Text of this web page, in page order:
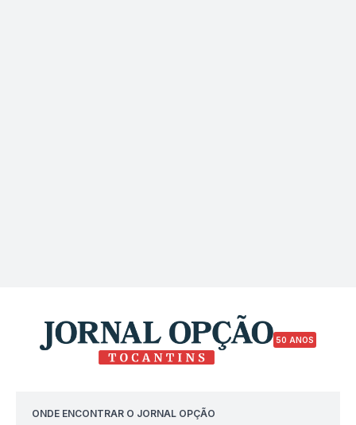
50 ANOS
ONDE ENCONTRAR O JORNAL OPÇÃO